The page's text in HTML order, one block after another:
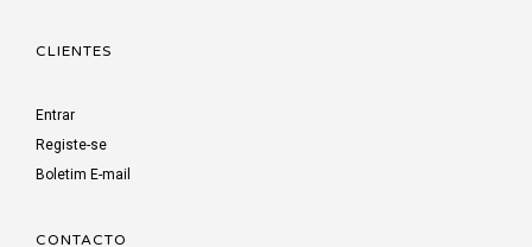
CLIENTES
Entrar
Registe-se
Boletim E-mail
CONTACTO